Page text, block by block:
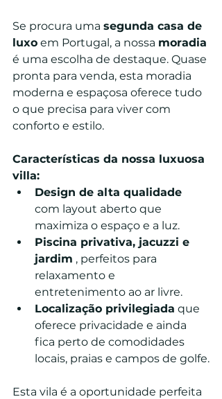
Se procura uma segunda casa de
luxo em Portugal, a nossa moradia
é uma escolha de destaque. Quase
pronta para venda, esta moradia
moderna e espaçosa oferece tudo
o que precisa para viver com
conforto e estilo.
Características da nossa luxuosa
villa:
Design de alta qualidade
com layout aberto que
maximiza o espaço e a luz.
Piscina privativa, jacuzzi e
jardim , perfeitos para
relaxamento e
entretenimento ao ar livre.
Localização privilegiada que
oferece privacidade e ainda
fica perto de comodidades
locais, praias e campos de golfe.
Esta vila é a oportunidade perfeita